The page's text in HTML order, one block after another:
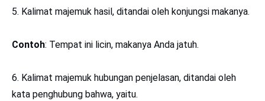
5. Kalimat majemuk hasil, ditandai oleh konjungsi makanya.
Contoh: Tempat ini licin, makanya Anda jatuh.
6. Kalimat majemuk hubungan penjelasan, ditandai oleh
kata penghubung bahwa, yaitu.